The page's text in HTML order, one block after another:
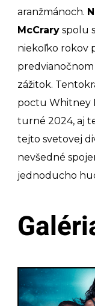
aranžmánoch.
McCrary spolu
niekoľko rokov
zážitok.
poctu Whitney
turné 2024, aj
tejto svetovej
nevšedné
jednoducho